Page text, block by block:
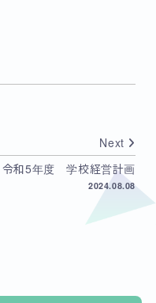
Next
令和5年度 学校経営計画
2024.08.08